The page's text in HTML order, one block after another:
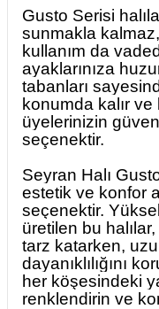
Gusto Serisi
sunmakla
kullanım da
ayaklarınıza
tabanları
konumda kalır
üyelerinizin
seçenektir.
Seyran Halı
estetik ve konfor
seçenektir.
üretilen bu
tarz katarken,
dayanıklılığını
her köşesindeki
renklendirin ve